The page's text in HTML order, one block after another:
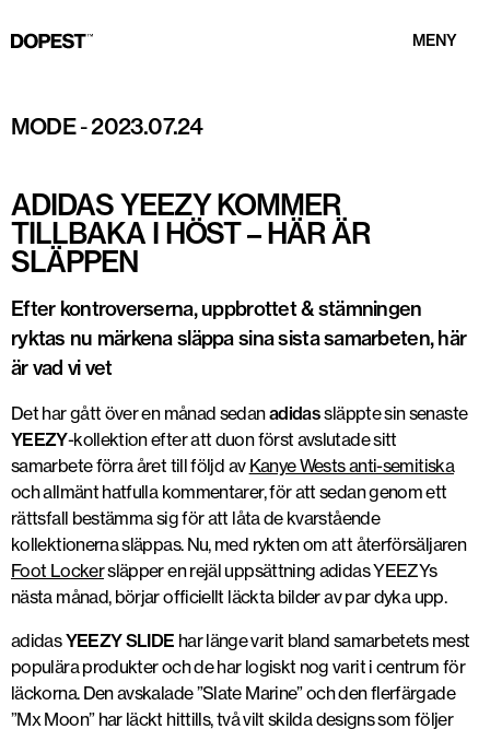
MENY
MODE-2023.07.24
ADIDAS YEEZY KOMMER
TILLBAKA I HÖST – HÄR ÄR
SLÄPPEN
Efter kontroverserna, uppbrottet & stämningen
ryktas nu märkena släppa sina sista samarbeten, här
är vad vi vet
Det har gått över en månad sedanadidassläppte sin senaste
YEEZY-kollektion efter att duon först avslutade sitt
samarbete förra året till följd av Kanye Wests anti-semitiska
och allmänt hatfulla kommentarer, för att sedan genom ett
rättsfall bestämma sig för att låta de kvarstående
kollektionerna släppas. Nu, med rykten om att återförsäljaren
Foot Lockersläpper en rejäl uppsättning adidas YEEZYs
nästa månad, börjar officiellt läckta bilder av par dyka upp.
adidasYEEZY SLIDE har länge varit bland samarbetets mest
populära produkter och de har logiskt nog varit i centrum för
läckorna. Den avskalade ”Slate Marine” och den flerfärgade
”Mx Moon” har läckt hittills, två vilt skilda designs som följer